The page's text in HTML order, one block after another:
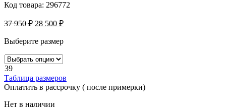
Код товара: 296772
37 950₽ 28 500 ₽
Выберите размер
39
Таблица размеров
Оплатить в рассрочку ( после примерки)
Нет в наличии